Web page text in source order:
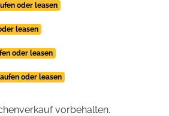
oder leasen
leasen
oder leasen
oder leasen
vorbehalten.